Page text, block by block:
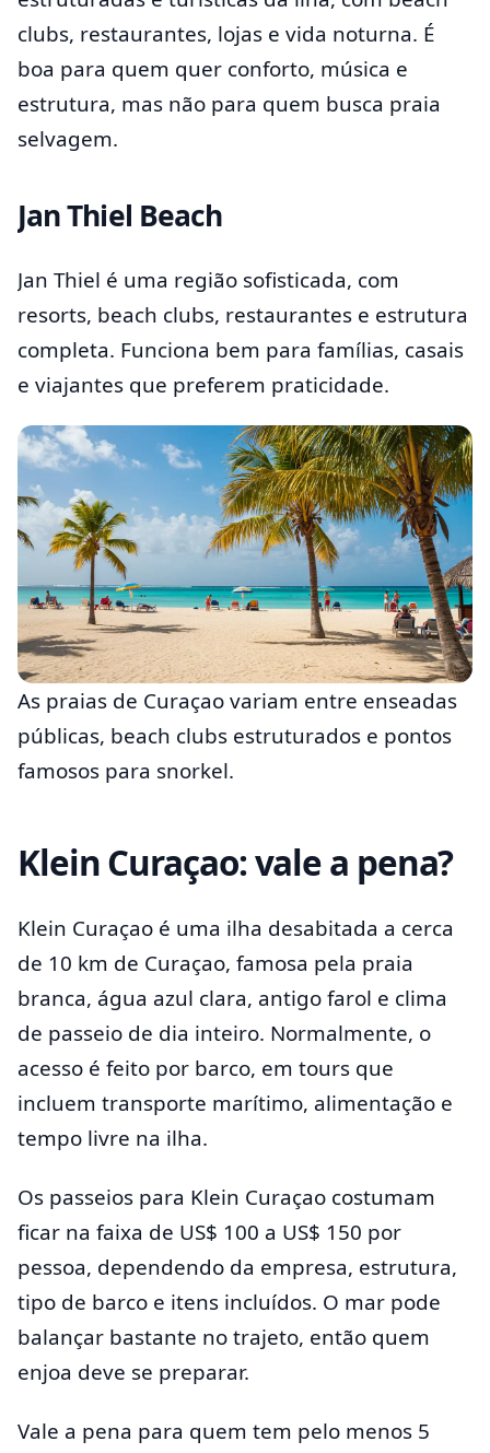
clubs, restaurantes, lojas e vida noturna. É
boa para quem quer conforto, música e
estrutura, mas não para quem busca praia
selvagem.
Jan Thiel Beach
Jan Thiel é uma região sofisticada, com
resorts, beach clubs, restaurantes e estrutura
completa. Funciona bem para famílias, casais
e viajantes que preferem praticidade.
As praias de Curaçao variam entre enseadas
públicas, beach clubs estruturados e pontos
famosos para snorkel.
Klein Curaçao: vale a pena?
Klein Curaçao é uma ilha desabitada a cerca
de 10 km de Curaçao, famosa pela praia
branca, água azul clara, antigo farol e clima
de passeio de dia inteiro. Normalmente, o
acesso é feito por barco, em tours que
incluem transporte marítimo, alimentação e
tempo livre na ilha.
Os passeios para Klein Curaçao costumam
ficar na faixa de US$ 100 a US$ 150 por
pessoa, dependendo da empresa, estrutura,
tipo de barco e itens incluídos. O mar pode
balançar bastante no trajeto, então quem
enjoa deve se preparar.
Vale a pena para quem tem pelo menos 5